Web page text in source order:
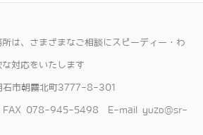
は、さまざまなご相談にスピーディー・わ
対応をいたします
市朝霧北町3777-8-301
078-945-5498 E-mail yuzo@sr-